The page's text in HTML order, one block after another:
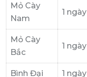
Mỏ Cày
Nam
1 ngày
Mỏ Cày
Bắc
1 ngày
Bình Đại 1 ngày